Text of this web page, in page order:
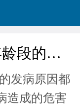
白癜风患者在不同年龄段的发病原因都有哪些?
发病原因都
造成的危害